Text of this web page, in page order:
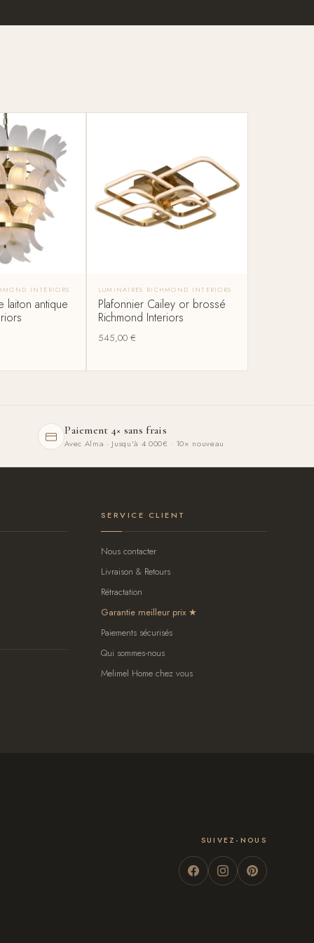
INTERIORS
laiton antique
LUMINAIRES RICHMOND INTERIORS
Plafonnier Cailey or brossé
Richmond Interiors
545,00 €
Paiement 4× sans frais
Avec Alma · Jusqu'à 4 000€ · 10× nouveau
SERVICE CLIENT
Nous contacter
Livraison & Retours
Rétractation
Garantie meilleur prix
Paiements sécurisés
Qui sommes-nous
Melimel Home chez vous
SUIVEZ-NOUS